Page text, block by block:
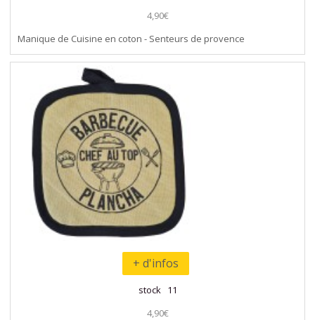
4,90€
Manique de Cuisine en coton - Senteurs de provence
+ d'infos
stock 11
4,90€